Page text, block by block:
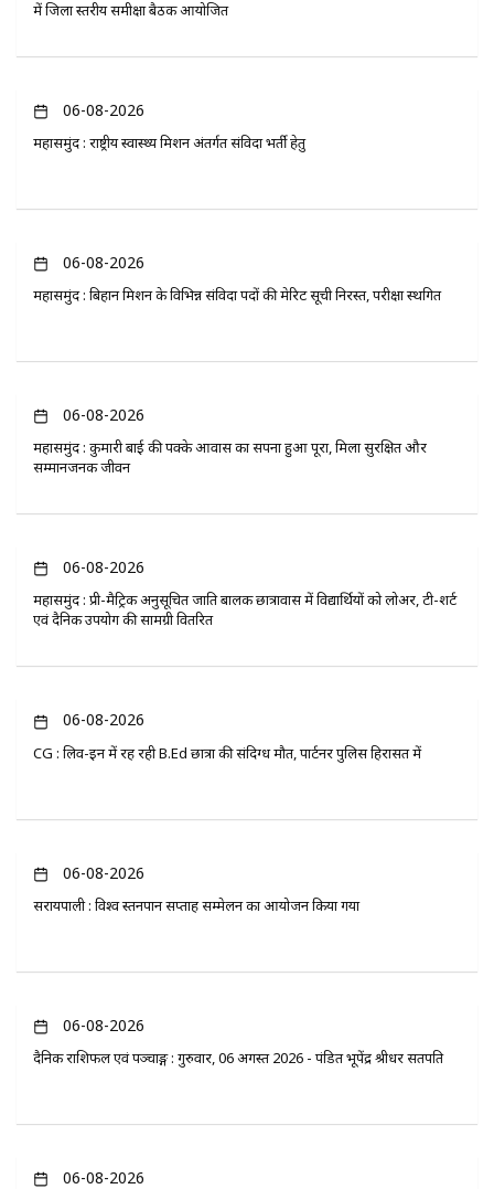
में जिला स्तरीय समीक्षा बैठक आयोजित
06-08-2026
महासमुंद : राष्ट्रीय स्वास्थ्य मिशन अंतर्गत संविदा भर्ती हेतु
06-08-2026
महासमुंद : बिहान मिशन के विभिन्न संविदा पदों की मेरिट सूची निरस्त, परीक्षा स्थगित
06-08-2026
महासमुंद : कुमारी बाई की पक्के आवास का सपना हुआ पूरा, मिला सुरक्षित और
सम्मानजनक जीवन
06-08-2026
महासमुंद : प्री-मैट्रिक अनुसूचित जाति बालक छात्रावास में विद्यार्थियों को लोअर, टी-शर्ट
एवं दैनिक उपयोग की सामग्री वितरित
06-08-2026
CG : लिव-इन में रह रही B.Ed छात्रा की संदिग्ध मौत, पार्टनर पुलिस हिरासत में
06-08-2026
सरायपाली : विश्व स्तनपान सप्ताह सम्मेलन का आयोजन किया गया
06-08-2026
दैनिक राशिफल एवं पञ्चाङ्ग : गुरुवार, 06 अगस्त 2026 - पंडित भूपेंद्र श्रीधर सतपति
06-08-2026